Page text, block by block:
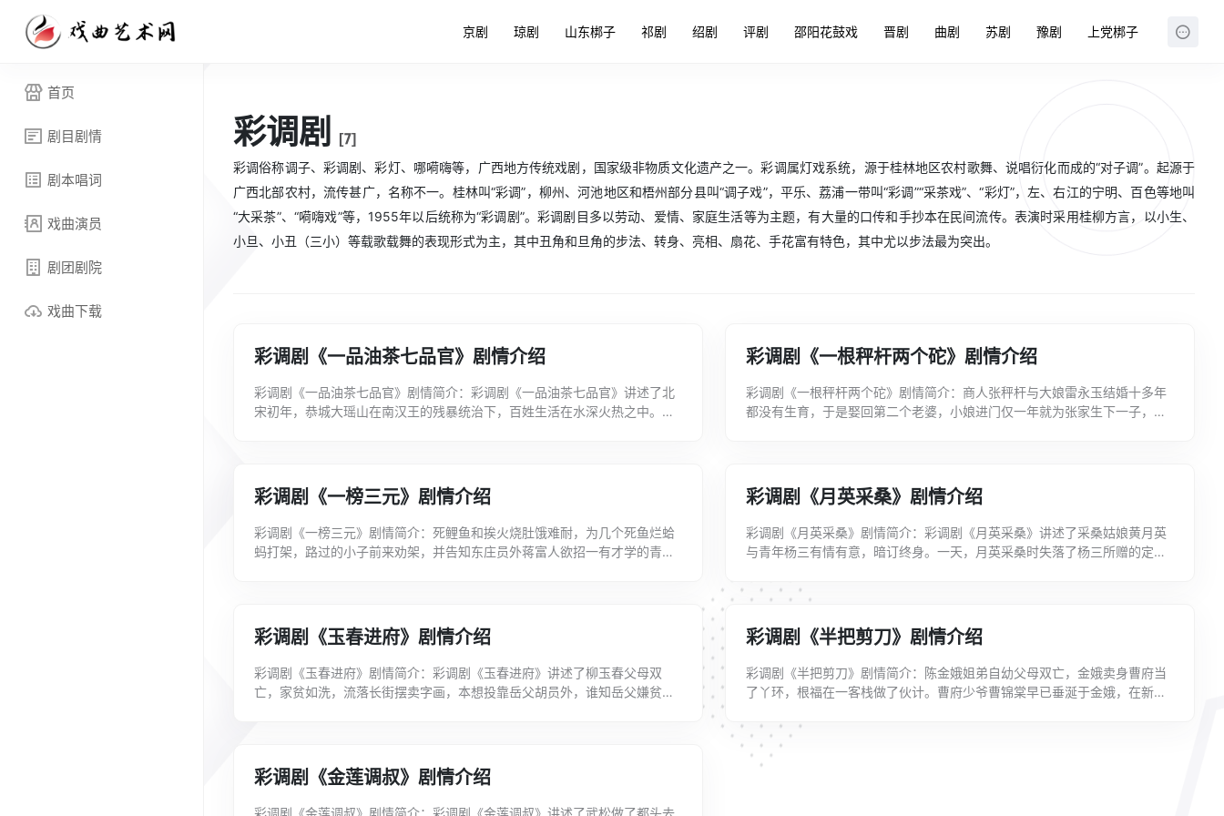
京剧 琼剧 山东梆子 祁剧 绍剧 评剧 邵阳花鼓戏 晋剧 曲剧 苏剧 豫剧 上党梆子
首页
剧目剧情
剧本唱词
戏曲演员
剧团剧院
戏曲下载
彩调剧 [7]
彩调俗称调子、彩调剧、彩灯、哪嗬嗨等，广西地方传统戏剧，国家级非物质文化遗产之一。彩调属灯戏系统，源于桂林地区农村歌舞、说唱衍化而成的“对子调”。起源于
广西北部农村，流传甚广，名称不一。桂林叫“彩调”，柳州、河池地区和梧州部分县叫“调子戏”，平乐、荔浦一带叫“彩调”“采茶戏”、“彩灯”，左、右江的宁明、百色等地叫
“大采茶”、“嗬嗨戏”等，1955年以后统称为“彩调剧”。彩调剧目多以劳动、爱情、家庭生活等为主题，有大量的口传和手抄本在民间流传。表演时采用桂柳方言，以小生、
小旦、小丑（三小）等载歌载舞的表现形式为主，其中丑角和旦角的步法、转身、亮相、扇花、手花富有特色，其中尤以步法最为突出。
彩调剧《一品油茶七品官》剧情介绍
彩调剧《一品油茶七品官》剧情简介：彩调剧《一品油茶七品官》讲述了北
宋初年，恭城大瑶山在南汉王的残暴统治下，百姓生活在水深火热之中。肩
彩调剧《一根秤杆两个砣》剧情介绍
彩调剧《一根秤杆两个砣》剧情简介：商人张秤杆与大娘雷永玉结婚十多年
都没有生育，于是娶回第二个老婆，小娘进门仅一年就为张家生下一子，备
彩调剧《一榜三元》剧情介绍
彩调剧《一榜三元》剧情简介：死鲤鱼和挨火烧肚饿难耐，为几个死鱼烂蛤
蚂打架，路过的小子前来劝架，并告知东庄员外蒋富人欲招一有才学的青年
彩调剧《月英采桑》剧情介绍
彩调剧《月英采桑》剧情简介：彩调剧《月英采桑》讲述了采桑姑娘黄月英
与青年杨三有情有意，暗订终身。一天，月英采桑时失落了杨三所赠的定情
彩调剧《玉春进府》剧情介绍
彩调剧《玉春进府》剧情简介：彩调剧《玉春进府》讲述了柳玉春父母双
亡，家贫如洗，流落长街摆卖字画，本想投靠岳父胡员外，谁知岳父嫌贫爱
彩调剧《半把剪刀》剧情介绍
彩调剧《半把剪刀》剧情简介：陈金娥姐弟自幼父母双亡，金娥卖身曹府当
了丫环，根福在一客栈做了伙计。曹府少爷曹锦棠早已垂涎于金娥，在新婚
彩调剧《金莲调叔》剧情介绍
彩调剧《金莲调叔》剧情简介：彩调剧《金莲调叔》讲述了武松做了都头去